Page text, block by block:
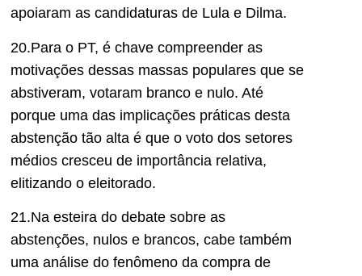
apoiaram as candidaturas de Lula e Dilma.
20.Para o PT, é chave compreender as
motivações dessas massas populares que se
abstiveram, votaram branco e nulo. Até
porque uma das implicações práticas desta
abstenção tão alta é que o voto dos setores
médios cresceu de importância relativa,
elitizando o eleitorado.
21.Na esteira do debate sobre as
abstenções, nulos e brancos, cabe também
uma análise do fenômeno da compra de